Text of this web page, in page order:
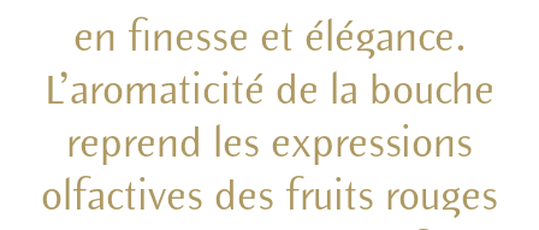
en finesse et élégance.
L’aromaticité de la bouche
reprend les expressions
olfactives des fruits rouges